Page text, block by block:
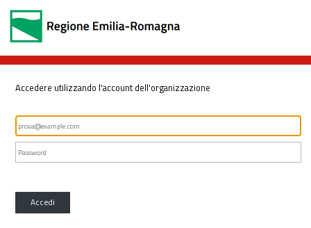
Accedere utilizzando l'account dell'organizzazione
Accedi